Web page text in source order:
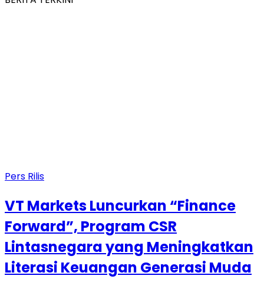
Pers Rilis
VT Markets Luncurkan “Finance
Forward”, Program CSR
Lintasnegara yang Meningkatkan
Literasi Keuangan Generasi Muda